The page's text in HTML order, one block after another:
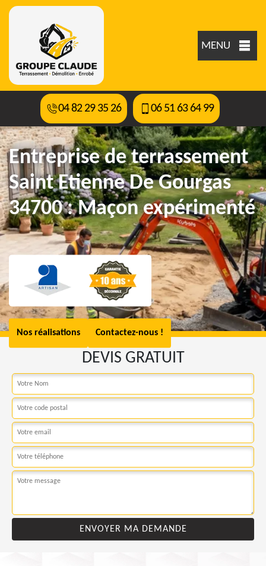
MENU
04 82 29 35 26 06 51 63 64 99
Entreprise de terrassement
Saint Etienne De Gourgas
34700 : Maçon expérimenté
Nos réalisations Contactez-nous !
DEVIS GRATUIT